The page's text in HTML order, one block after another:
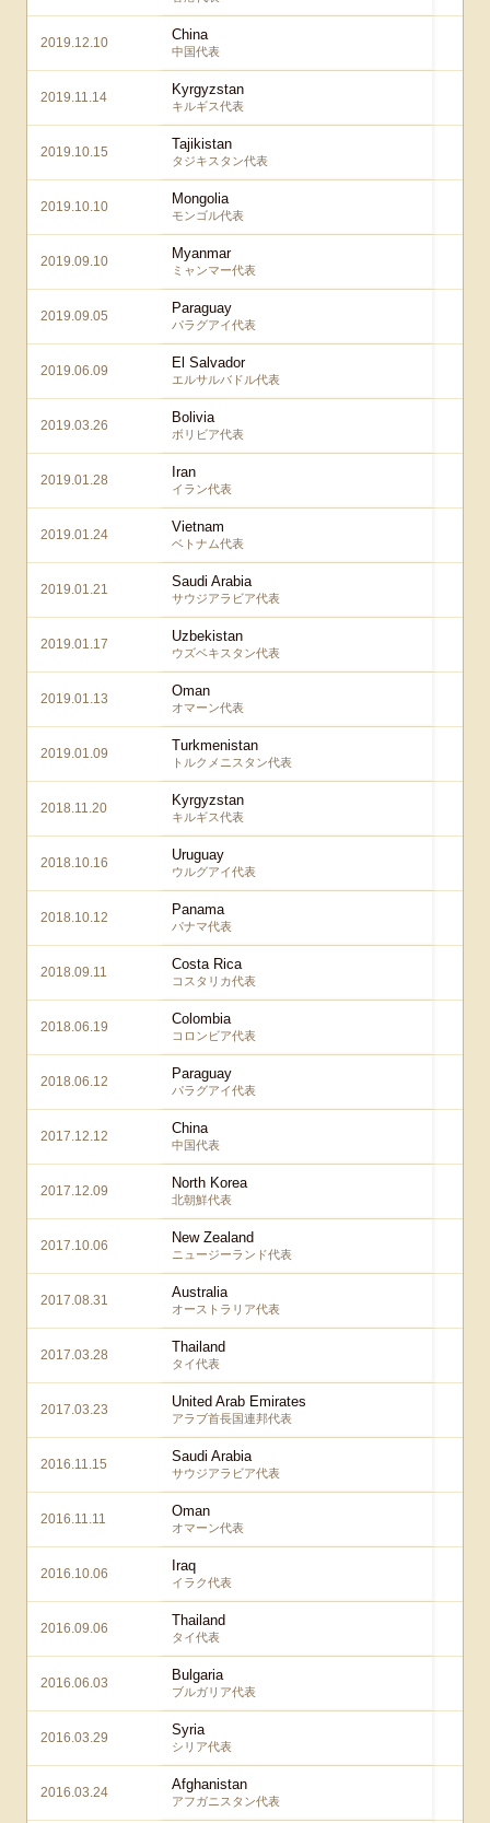
2019.12.10 China
中国代表
2019.11.14 Kyrgyzstan
キルギス代表
2019.10.15 Tajikistan
タジキスタン代表
2019.10.10 Mongolia
モンゴル代表
2019.09.10 Myanmar
ミャンマー代表
2019.09.05 Paraguay
パラグアイ代表
2019.06.09 El Salvador
エルサルバドル代表
2019.03.26 Bolivia
ボリビア代表
2019.01.28 Iran
イラン代表
2019.01.24 Vietnam
ベトナム代表
2019.01.21 Saudi Arabia
サウジアラビア代表
2019.01.17 Uzbekistan
ウズベキスタン代表
2019.01.13 Oman
オマーン代表
2019.01.09 Turkmenistan
トルクメニスタン代表
2018.11.20 Kyrgyzstan
キルギス代表
2018.10.16 Uruguay
ウルグアイ代表
2018.10.12 Panama
パナマ代表
2018.09.11 Costa Rica
コスタリカ代表
2018.06.19 Colombia
コロンビア代表
2018.06.12 Paraguay
パラグアイ代表
2017.12.12 China
中国代表
2017.12.09 North Korea
北朝鮮代表
2017.10.06 New Zealand
ニュージーランド代表
2017.08.31 Australia
オーストラリア代表
2017.03.28 Thailand
タイ代表
2017.03.23 United Arab Emirates
アラブ首長国連邦代表
2016.11.15 Saudi Arabia
サウジアラビア代表
2016.11.11 Oman
オマーン代表
2016.10.06 Iraq
イラク代表
2016.09.06 Thailand
タイ代表
2016.06.03 Bulgaria
ブルガリア代表
2016.03.29 Syria
シリア代表
2016.03.24 Afghanistan
アフガニスタン代表